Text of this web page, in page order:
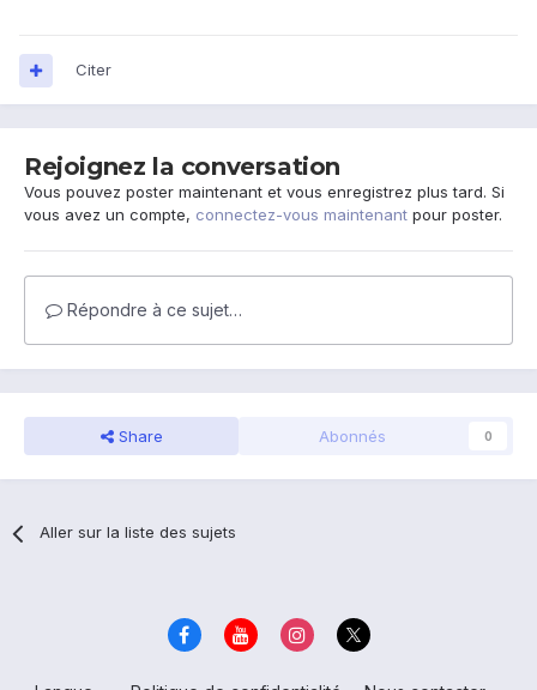
Citer
Rejoignez la conversation
Vous pouvez poster maintenant et vous enregistrez plus tard. Si
vous avez un compte, connectez-vous maintenant pour poster.
Répondre à ce sujet…
Share Abonnés 0
Aller sur la liste des sujets